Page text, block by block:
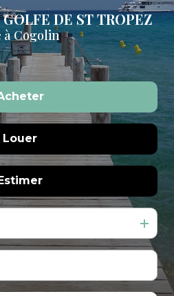
DE ST TROPEZ
Cogolin
Louer
Estimer